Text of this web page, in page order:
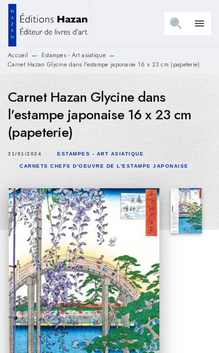
MENU RECHERCHE
PIED DE PAGE
menu
Accueil — Estampes - Art asiatique —
Carnet Hazan Glycine dans l'estampe japonaise 16 x 23 cm (papeterie)
Carnet Hazan Glycine dans
l'estampe japonaise 16 x 23 cm
(papeterie)
31/01/2024 ESTAMPES - ART ASIATIQUE
CARNETS CHEFS D'OEUVRE DE L'ESTAMPE JAPONAISE